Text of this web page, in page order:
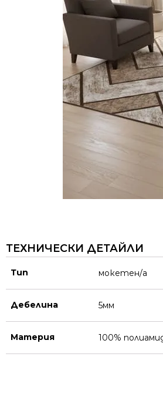
ТЕХНИЧЕСКИ ДЕТАЙЛИ
Тип мокетен/а
Дебелина 5мм
Материя 100%